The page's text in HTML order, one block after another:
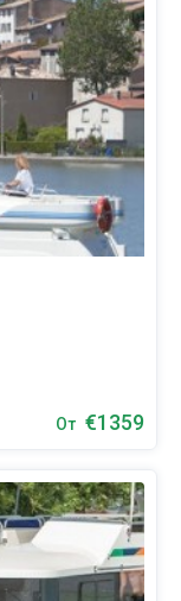
От €1359